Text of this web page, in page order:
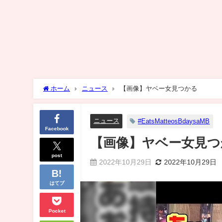
ホーム ニュース 【画像】ヤベー女見つかる
Facebook
post
はてブ
Pocket
ニュース #EatsMatteosBdaysaMB
【画像】ヤベー女見
2022年10月29日 2022年10月29日